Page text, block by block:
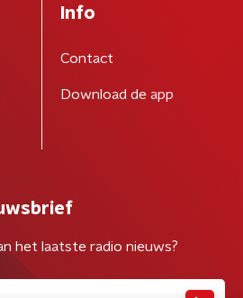
Info
Contact
Download de app
het laatste radio nieuws?